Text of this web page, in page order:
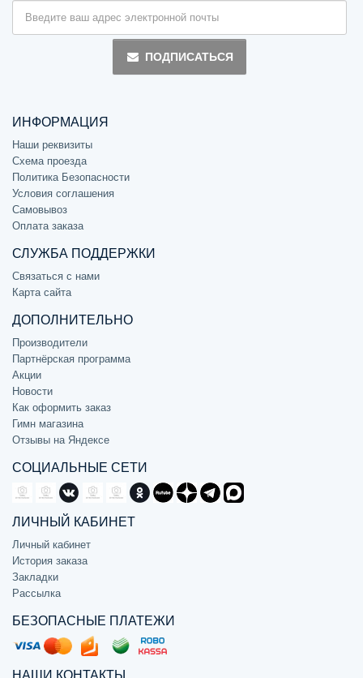
ПОДПИСАТЬСЯ
ИНФОРМАЦИЯ
Наши реквизиты
Схема проезда
Политика Безопасности
Условия соглашения
Самовывоз
Оплата заказа
СЛУЖБА ПОДДЕРЖКИ
Связаться с нами
Карта сайта
ДОПОЛНИТЕЛЬНО
Производители
Партнёрская программа
Акции
Новости
Как оформить заказ
Гимн магазина
Отзывы на Яндексе
СОЦИАЛЬНЫЕ СЕТИ
ЛИЧНЫЙ КАБИНЕТ
Личный кабинет
История заказа
Закладки
Рассылка
БЕЗОПАСНЫЕ ПЛАТЕЖИ
НАШИ КОНТАКТЫ